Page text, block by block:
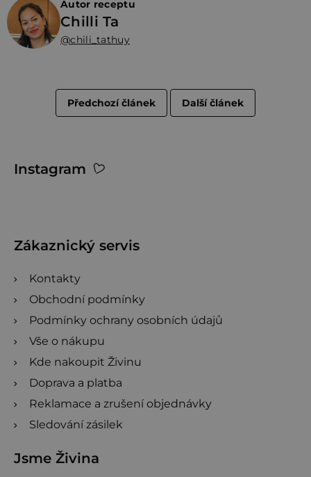
Autor receptu
Chilli Ta
@chili_tathuy
Předchozí článek Další článek
Instagram
Zákaznický servis
Kontakty
Obchodní podmínky
Podmínky ochrany osobních údajů
Vše o nákupu
Kde nakoupit Živinu
Doprava a platba
Reklamace a zrušení objednávky
Sledování zásilek
Jsme Živina